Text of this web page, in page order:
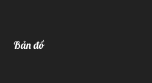
Bản đồ